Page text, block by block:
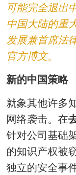
可能完全退出
中国大陆的重
发展兼首席法
官方博文。
新的中国策略
就象其他许多
网络袭击。在
针对公司基础
的知识产权被
独立的安全事